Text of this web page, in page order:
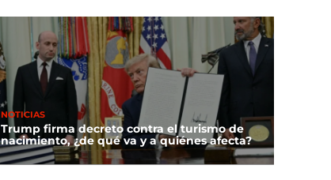
NOTICIAS
Trump firma decreto contra el turismo de
nacimiento, ¿de qué va y a quiénes afecta?